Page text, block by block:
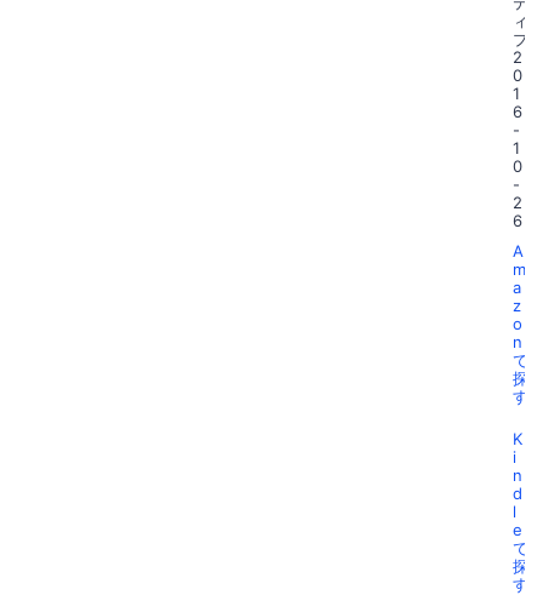
ィ
ブ
2
0
1
6
-
1
0
-
2
6
A
m
a
z
o
n
で
探
す
K
i
n
d
l
e
で
探
す